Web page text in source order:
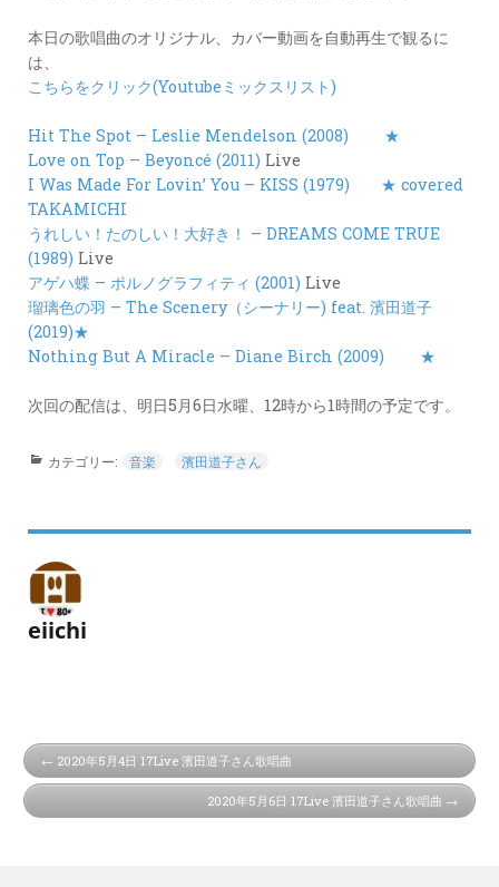
本日の歌唱曲のオリジナル、カバー動画を自動再生で観るに
は、
こちらをクリック(Youtubeミックスリスト)
Hit The Spot – Leslie Mendelson (2008)
★
Love on Top – Beyoncé (2011) Live
I Was Made For Lovin’ You – KISS (1979)
★ covered
TAKAMICHI
うれしい！たのしい！大好き！ – DREAMS COME TRUE
(1989) Live
アゲハ蝶 – ポルノグラフィティ (2001) Live
瑠璃色の羽 – The Scenery（シーナリー) feat. 濱田道子
(2019)★
Nothing But A Miracle – Diane Birch (2009)
★
次回の配信は、明日5月6日水曜、12時から1時間の予定です。
カテゴリー: 音楽 濱田道子さん
eiichi
2020年5月4日 17Live 濱田道子さん歌唱曲
2020年5月6日 17Live 濱田道子さん歌唱曲